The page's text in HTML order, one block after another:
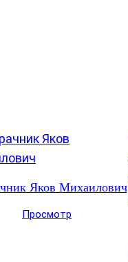
Яков Михаилович
Просмотр